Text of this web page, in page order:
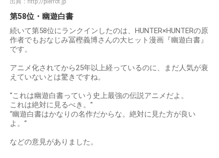
出典： http://pierrot.jp
第58位・幽遊白書
続いて第58位にランクインしたのは、HUNTER×HUNTERの原
作者でもおなじみ冨樫義博さんの大ヒット漫画『幽遊白書』
です。
アニメ化されてから25年以上経っているのに、まだ人気が衰
えていないとは驚きですね。
“これは幽遊白書っていう史上最強の伝説アニメだよ。
これは絶対に見るべき。”
“幽遊白書はかなりの名作だからな。絶対に見た方が良い
よ。”
などの意見がありました。